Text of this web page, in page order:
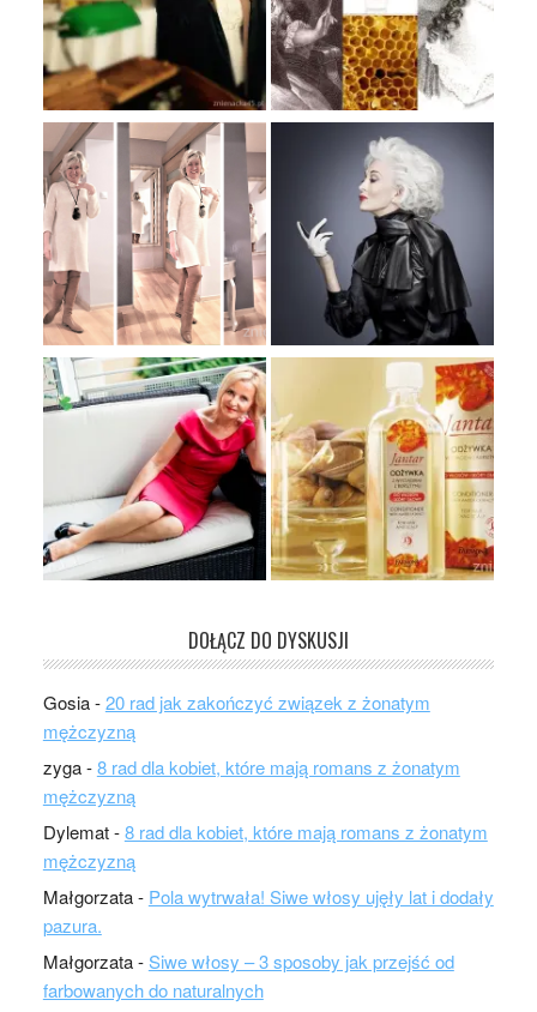
DOŁĄCZ DO DYSKUSJI
Gosia-20 rad jak zakończyć związek z żonatym
mężczyzną
zyga-8 rad dla kobiet, które mają romans z żonatym
mężczyzną
Dylemat-8 rad dla kobiet, które mają romans z żonatym
mężczyzną
Małgorzata- Pola wytrwała! Siwe włosy ujęły lat i dodały
pazura.
Małgorzata-Siwe włosy – 3 sposoby jak przejść od
farbowanych do naturalnych